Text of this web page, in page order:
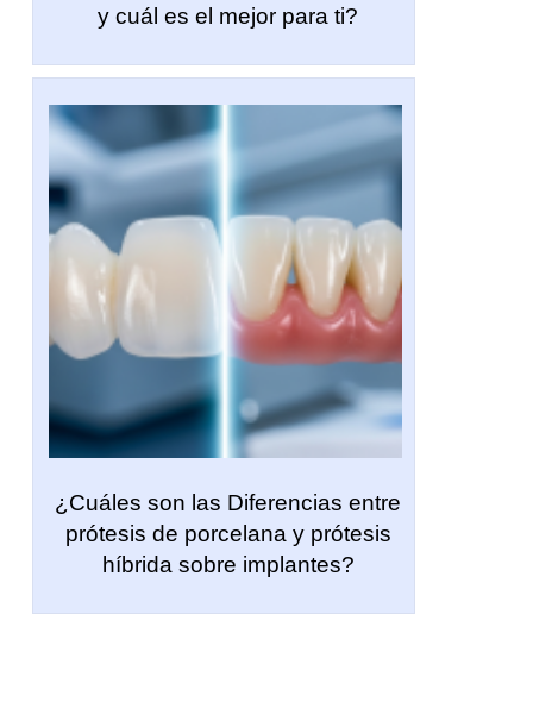
y cuál es el mejor para ti?
¿Cuáles son las Diferencias entre
prótesis de porcelana y prótesis
híbrida sobre implantes?